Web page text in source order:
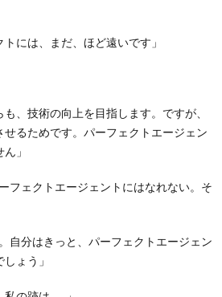
には、まだ、ほど遠いです」
、技術の向上を目指します。ですが、
るためです。パーフェクトエージェン
」
フェクトエージェントにはなれない。そ
自分はきっと、パーフェクトエージェン
ょう」